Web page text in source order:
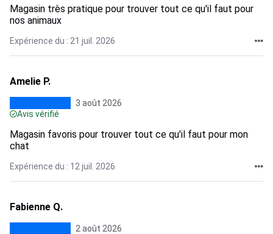
Magasin très pratique pour trouver tout ce qu'il faut pour
nos animaux
Expérience du : 21 juil. 2026
Amelie P.
3 août 2026
Avis vérifié
Magasin favoris pour trouver tout ce qu'il faut pour mon
chat
Expérience du : 12 juil. 2026
Fabienne Q.
2 août 2026